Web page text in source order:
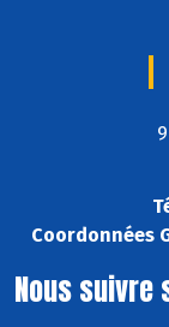
Coordonnées
Nous suivre